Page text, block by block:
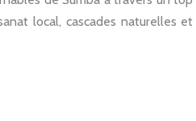
local, cascades naturelles et